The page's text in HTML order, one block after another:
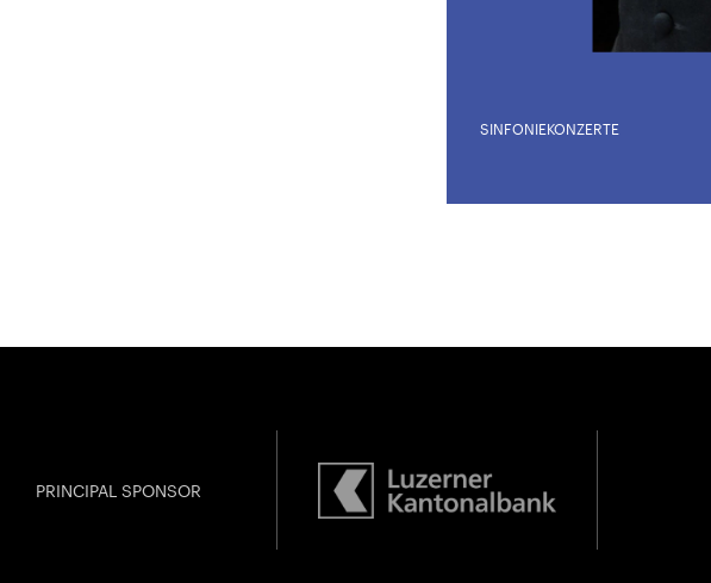
KOREA-TOURNEE 2026 – THE
DIESE
Gefällt Ihnen diese Veranstaltung?
SINFONIEKONZERTE
PRINCIPAL SPONSOR